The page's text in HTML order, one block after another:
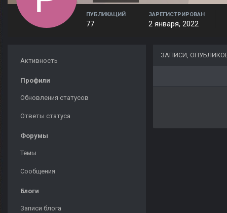
ПУБЛИКАЦИЙ
77
ЗАРЕГИСТРИРОВАН
2 января, 2022
Активность
Профили
Обновления статусов
Ответы статуса
Форумы
Темы
Сообщения
Блоги
Записи блога
ЗАПИСИ,